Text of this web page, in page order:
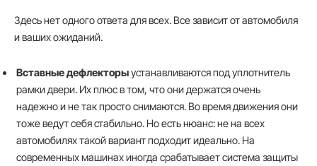
Здесь нет одного ответа для всех. Все зависит от автомобиля
и ваших ожиданий.
Вставные дефлекторыустанавливаются под уплотнитель
рамки двери. Их плюс в том, что они держатся очень
надежно и не так просто снимаются. Во время движения они
тоже ведут себя стабильно. Но есть нюанс: не на всех
автомобилях такой вариант подходит идеально. На
современных машинах иногда срабатывает система защиты